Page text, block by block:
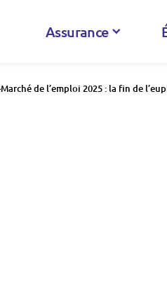
Assurance
Marché de l’emploi 2025 : la fin de